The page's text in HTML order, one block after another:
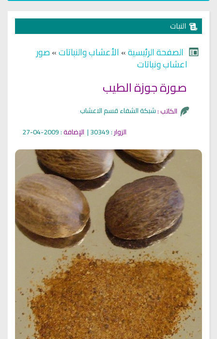
النبات
الصفحة الرئيسية»الأعشاب والنباتات»صور
اعشاب ونباتات
الكاتب :
الزوار: 30349 | الإضافة: 2009-04-27